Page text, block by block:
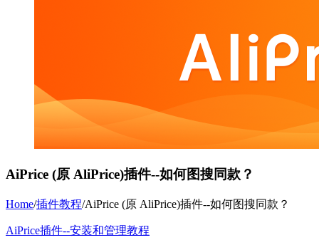
AiPrice (原 AliPrice)插件--如何图搜同款？
Home/插件教程/AiPrice (原 AliPrice)插件--如何图搜同款？
AiPrice插件--安装和管理教程